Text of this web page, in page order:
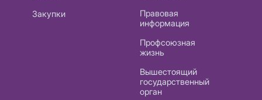
Закупки
Правовая
информация
Профсоюзная
жизнь
Вышестоящий
государственный
орган